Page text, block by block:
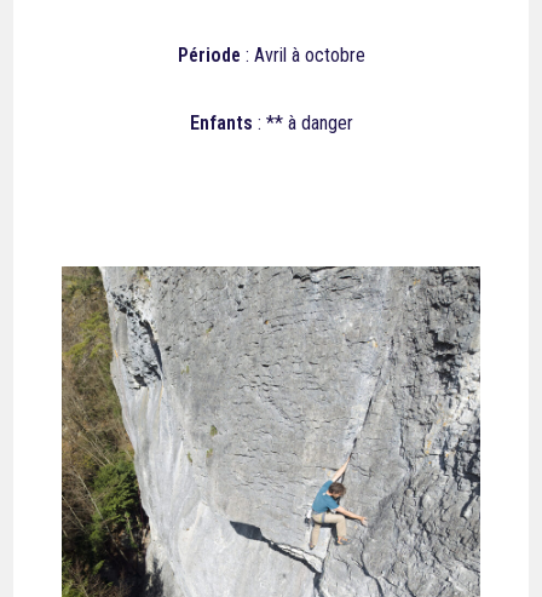
Période : Avril à octobre
Enfants : ** à danger